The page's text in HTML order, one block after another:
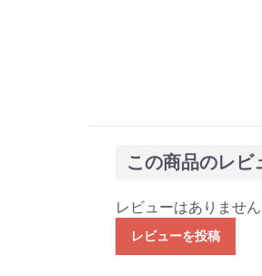
この商品のレビ
レビューはありません
レビューを投稿